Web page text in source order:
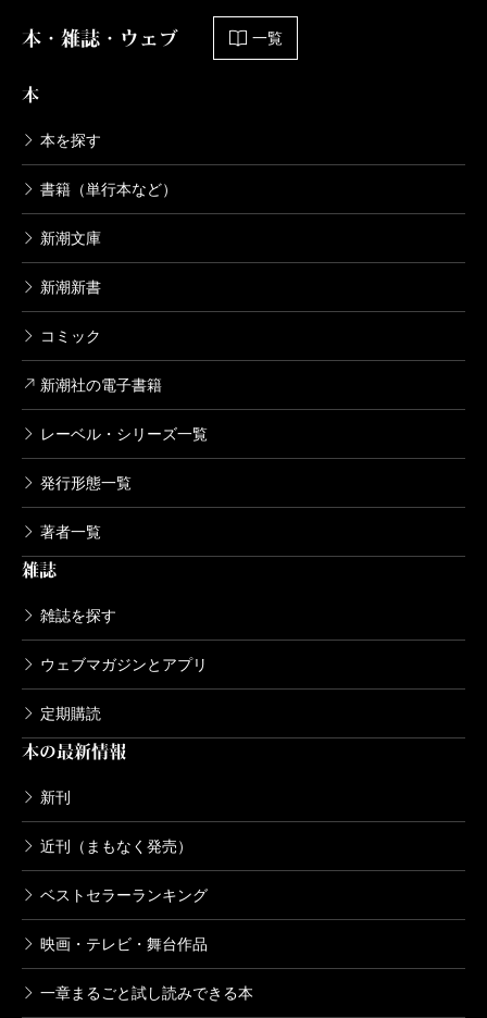
本・雑誌・ウェブ 一覧
本
本を探す
書籍（単行本など）
新潮文庫
新潮新書
コミック
新潮社の電子書籍
レーベル・シリーズ一覧
発行形態一覧
著者一覧
雑誌
雑誌を探す
ウェブマガジンとアプリ
定期購読
本の最新情報
新刊
近刊（まもなく発売）
ベストセラーランキング
映画・テレビ・舞台作品
一章まるごと試し読みできる本